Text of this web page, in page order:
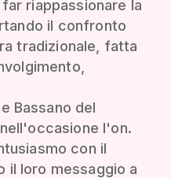
riappassionare la
il confronto
tradizionale, fatta
Bassano del
l'on.
con il
il loro messaggio a